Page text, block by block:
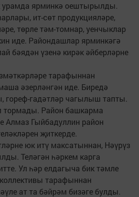
урамда ярминкә оештырылды.
ит-сөт продукцияләре,
төрле тәм-томнар, уенчыклар
иде. Райондашлар ярминкәгә
бәядән үзенә кирәк әйберләрне
тарафыннан
әзерләнгән иде. Биредә
гореф-гадәтләр чагылыш тапты.
Район башкарма
Алмаз Гыйбадуллин район
җиткерде.
юк итү максатыннан, Нәүрүз
Теләгән һәркем карга
Ул һәр елдагыча бик тәмле
тарафыннан
ат та бәйрәм бизәге булды.